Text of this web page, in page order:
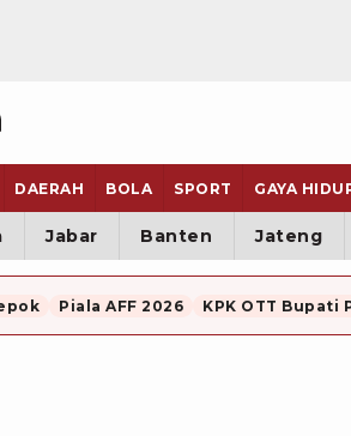
DAERAH BOLA SPORT GAYA
Jabar Banten Jateng
Piala AFF 2026 KPK OTT Bupati